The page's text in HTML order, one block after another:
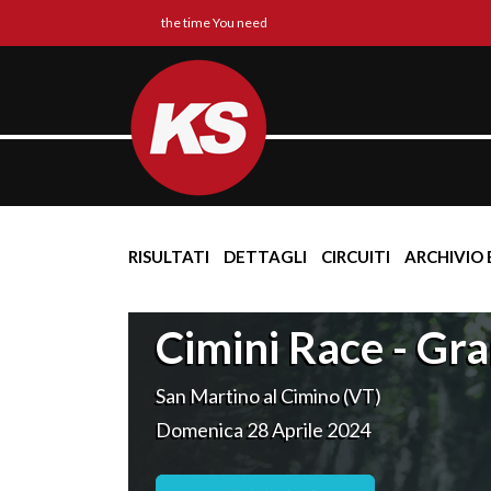
the time You need
RISULTATI DETTAGLI CIRCUITI ARCHIVIO
Cimini Race -
San Martino al Cimino (VT)
Domenica 28 Aprile 2024